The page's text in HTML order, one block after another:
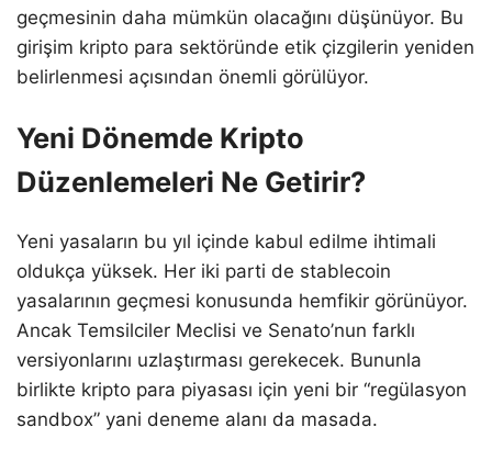
geçmesinin daha mümkün olacağını düşünüyor. Bu
girişim kripto para sektöründe etik çizgilerin yeniden
belirlenmesi açısından önemli görülüyor.
Yeni Dönemde Kripto
Düzenlemeleri Ne Getirir?
Yeni yasaların bu yıl içinde kabul edilme ihtimali
oldukça yüksek. Her iki parti de stablecoin
yasalarının geçmesi konusunda hemfikir görünüyor.
Ancak Temsilciler Meclisi ve Senato’nun farklı
versiyonlarını uzlaştırması gerekecek. Bununla
birlikte kripto para piyasası için yeni bir “regülasyon
sandbox” yani deneme alanı da masada.